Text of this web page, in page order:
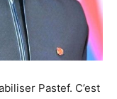
Pastef. C’est